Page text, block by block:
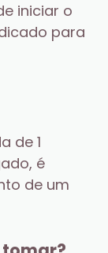
iniciar o
para
de 1
é
de um